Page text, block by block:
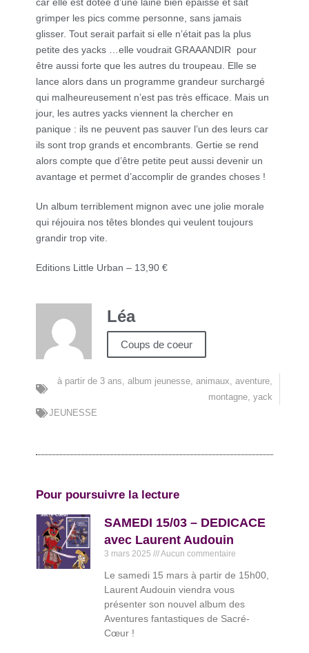
car elle est dotée d’une laine bien épaisse et sait
grimper les pics comme personne, sans jamais
glisser. Tout serait parfait si elle n’était pas la plus
petite des yacks …elle voudrait GRAAANDIR pour
être aussi forte que les autres du troupeau. Elle se
lance alors dans un programme grandeur surchargé
qui malheureusement n’est pas très efficace. Mais un
jour, les autres yacks viennent la chercher en
panique : ils ne peuvent pas sauver l’un des leurs car
ils sont trop grands et encombrants. Gertie se rend
alors compte que d’être petite peut aussi devenir un
avantage et permet d’accomplir de grandes choses !
Un album terriblement mignon avec une jolie morale
qui réjouira nos têtes blondes qui veulent toujours
grandir trop vite.
Editions Little Urban – 13,90 €
Léa
Coups de coeur
à partir de 3 ans, album jeunesse, animaux, aventure,
montagne, yack
JEUNESSE
Pour poursuivre la lecture
SAMEDI 15/03 – DEDICACE
avec Laurent Audouin
3 mars 2025 Aucun commentaire
Le samedi 15 mars à partir de 15h00,
Laurent Audouin viendra vous
présenter son nouvel album des
Aventures fantastiques de Sacré-
Cœur !